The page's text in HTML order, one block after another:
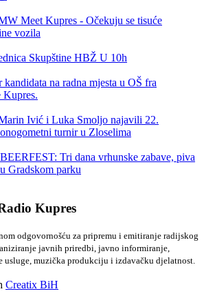
Meet Kupres - Očekuju se tisuće
vozila
Skupštine HBŽ U 10h
na radna mjesta u OŠ fra
Kupres.
Ivić i Luka Smoljo najavili 22.
turnir u Zloselima
Tri dana vrhunske zabave, piva
Gradskom parku
Kupres
odgovornošću za pripremu i emitiranje radijskog
javnih priredbi, javno informiranje,
usluge, muzička produkciju i izdavačku djelatnost.
Creatix BiH